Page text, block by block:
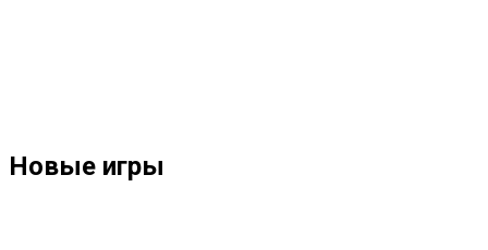
Новые игры